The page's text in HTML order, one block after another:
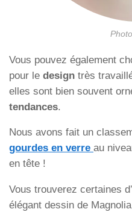
Vous pouvez également
pour le design très
elles sont bien souvent
tendances.
Nous avons fait un
gourdes en verre au
en tête !
Vous trouverez certaines
élégant dessin de